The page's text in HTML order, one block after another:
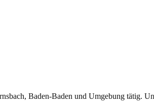
Baden-Baden und Umgebung tätig.